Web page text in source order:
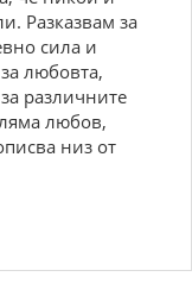
Разказвам за
сила и
любовта,
различните
любов,
низ от